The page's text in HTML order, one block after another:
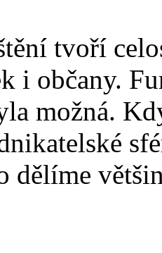
tvoří
i občany.
možná.
dělíme